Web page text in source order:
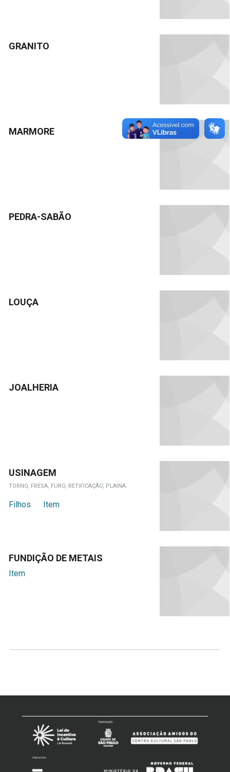
GRANITO
MARMORE
PEDRA-SABÃO
LOUÇA
JOALHERIA
USINAGEM
TORNO, FRESA, FURO, RETIFICAÇÃO, PLAINA.
Filhos Item
FUNDIÇÃO DE METAIS
Item